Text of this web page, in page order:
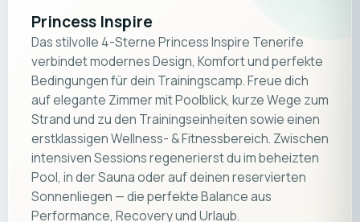
Princess Inspire
Das stilvolle 4-Sterne Princess Inspire Tenerife
verbindet modernes Design, Komfort und perfekte
Bedingungen für dein Trainingscamp. Freue dich
auf elegante Zimmer mit Poolblick, kurze Wege zum
Strand und zu den Trainingseinheiten sowie einen
erstklassigen Wellness- & Fitnessbereich. Zwischen
intensiven Sessions regenerierst du im beheizten
Pool, in der Sauna oder auf deinen reservierten
Sonnenliegen — die perfekte Balance aus
Performance, Recovery und Urlaub.